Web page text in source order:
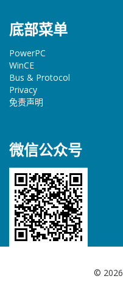
底部菜单
PowerPC
WinCE
Bus & Protocol
Privacy
免责声明
微信公众号
© 2026